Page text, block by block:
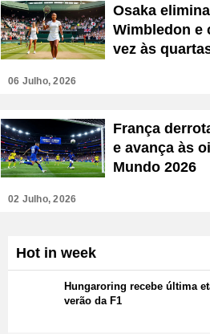
Osaka
Wimbledon e
vez às
06 Julho, 2026
França
e avança às
Mundo 2026
02 Julho, 2026
Hot in week
Hungaroring recebe última
verão da F1